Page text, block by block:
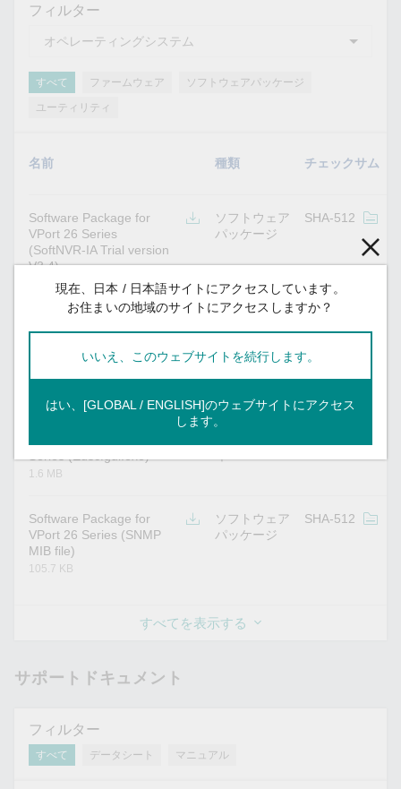
フィルター
すべて ファームウェア
ソフトウェアパッケージ
ユーティリティ
名前 種類 チェックサム
Software Package for
VPort 26 Series
(SoftNVR-IA Trial version
V3.4)
48.1 MB
ソフトウェア
パッケージ
SHA-512
Software Package for
(SoftNVR-IA Trial version
V3.2)
ソフトウェア
SHA-512
1.6 MB
Software Package for
VPort 26 Series (SNMP
MIB file)
105.7 KB
ソフトウェア
パッケージ
SHA-512
すべてを表示する
サポートドキュメント
フィルター
すべて データシート マニュアル
現在、日本 / 日本語サイトにアクセスしています。
お住まいの地域のサイトにアクセスしますか？
いいえ、このウェブサイトを続行します。
はい、[GLOBAL / ENGLISH]のウェブサイトにアクセス
します。